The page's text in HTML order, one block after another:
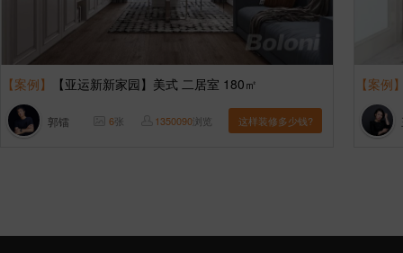
【案例】 【亚运新新家园】美式 二居室 180㎡
郭镭 6张 1350090浏览 这样装修多少钱?
【案例